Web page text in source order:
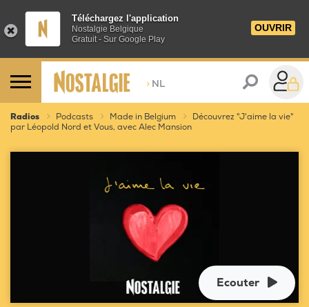
Téléchargez l'application
Nostalgie Belgique
Gratuit - Sur Google Play
OUVRIR
> NL
Radios Podcasts Made in Belgium
Découvrez "J'aime la vie"
par Léopold Nord et Vous, avec Alec Mansion
Ecouter